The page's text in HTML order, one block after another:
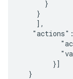
      }
    }
    ],
        }]
  }